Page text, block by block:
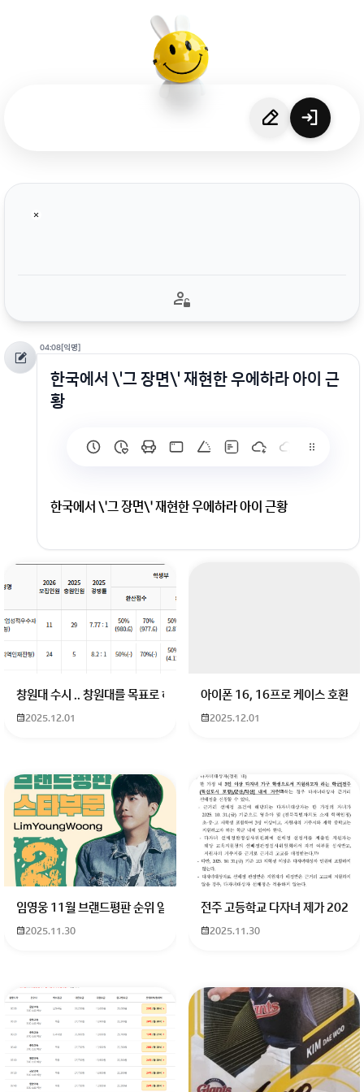
04:08[익명]
한국에서 \'그 장면\' 재현한 우에하라 아이 근
황
한국에서 \'그 장면\' 재현한 우에하라 아이 근황
회원가입 혹은 광고 [X]를 누르면 내용이 보입니다
창원대 수시 .. 창원대를 목표로 하고 있는 09년생입니다 지금 제 내신이 5
2025.12.01
아이폰 16, 16프로 케이스 호환
2025.12.01
임영웅 11월 브랜드평판 순위 알고싶어요 임영웅 11월 브랜드평판에서
2025.11.30
전주 고등학교 다자녀 제가 2027
2025.11.30